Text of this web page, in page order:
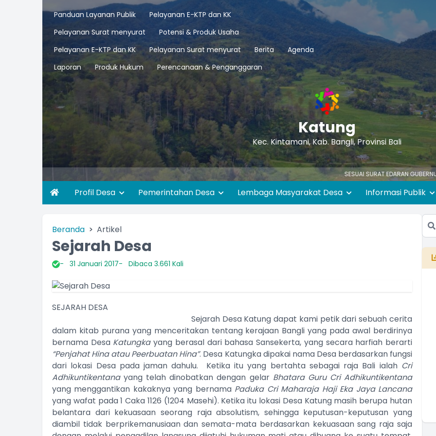
Panduan Layanan Publik
Pelayanan E-KTP dan KK
Pelayanan Surat menyurat
Potensi & Produk Usaha
Pelayanan E-KTP dan KK
Pelayanan Surat menyurat Berita
Agenda
Laporan
Produk Hukum Perencanaan & Penganggaran
Katung
Kec. Kintamani, Kab. Bangli, Provinsi Bali
SESUAI SURAT EDARAN GUBERNUR BALI
Profil Desa Pemerintahan Desa Lembaga Masyarakat Desa Informasi Publik
Beranda Artikel
Sejarah Desa
31 Januari 2017 Dibaca 3.661 Kali
SEJARAH DESA
Sejarah Desa Katung dapat kami petik dari sebuah cerita
dalam kitab purana yang menceritakan tentang kerajaan Bangli yang pada awal berdirinya
bernama Desa Katungkayang berasal dari bahasa Sansekerta, yang secara harfiah berarti
“Penjahat Hina atau Peerbuatan Hina”. Desa Katungka dipakai nama Desa berdasarkan fungsi
dari lokasi Desa pada jaman dahulu. Ketika itu yang bertahta sebagai raja Bali ialah Cri
Adhikuntikentanayang telah dinobatkan dengan gelar Bhatara Guru Cri Adhikuntikentana
yang menggantikan kakaknya yang bernama Paduka Cri Maharaja Haji Eka Jaya Lancana
yang wafat pada 1 Caka 1126 (1204 Masehi). Ketika itu lokasi Desa Katung masih berupa hutan
belantara dari kekuasaan seorang raja absolutism, sehingga keputusan-keputusan yang
diambil tidak berprikemanusiaan dan semata-mata berdasarkan kekuasaan sang raja saja